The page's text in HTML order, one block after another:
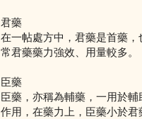
君藥
在一帖處方中，君藥是首藥
常君藥藥力強效、用量較多。
臣藥
臣藥，亦稱為輔藥，一用於
作用，在藥力上，臣藥小於君